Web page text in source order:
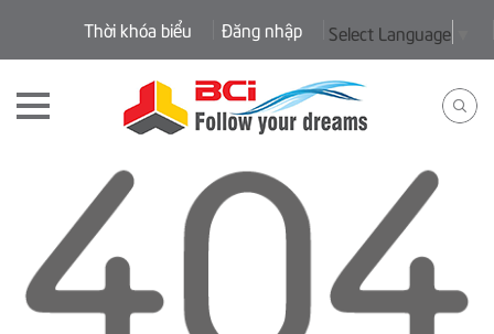
Thời khóa biểu Đăng nhập Select Language